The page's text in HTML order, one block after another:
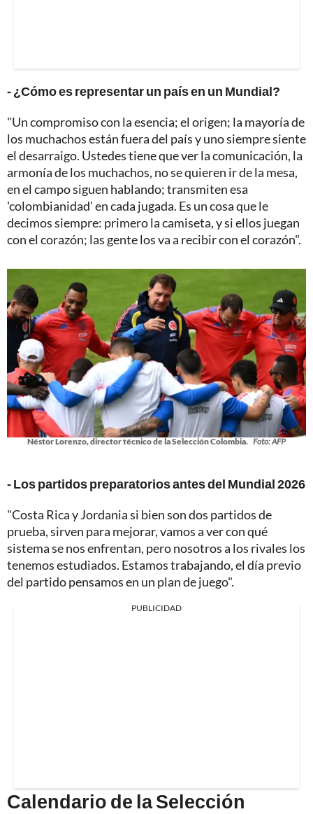
- ¿Cómo es representar un país en un Mundial?
"Un compromiso con la esencia; el origen; la mayoría de
los muchachos están fuera del país y uno siempre siente
el desarraigo. Ustedes tiene que ver la comunicación, la
armonía de los muchachos, no se quieren ir de la mesa,
en el campo siguen hablando; transmiten esa
'colombianidad' en cada jugada. Es un cosa que le
decimos siempre: primero la camiseta, y si ellos juegan
con el corazón; las gente los va a recibir con el corazón".
Néstor Lorenzo, director técnico de la Selección Colombia. Foto: AFP
- Los partidos preparatorios antes del Mundial 2026
"Costa Rica y Jordania si bien son dos partidos de
prueba, sirven para mejorar, vamos a ver con qué
sistema se nos enfrentan, pero nosotros a los rivales los
tenemos estudiados. Estamos trabajando, el día previo
del partido pensamos en un plan de juego".
PUBLICIDAD
Calendario de la Selección